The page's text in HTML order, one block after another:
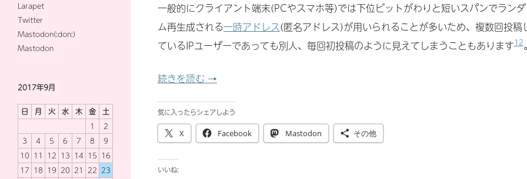
一般的にクライアント端末(PCやスマホ等)では下位ビットがわりと短いスパンでランダ
ム再生成される一時アドレス(匿名アドレス)が用いられることが多いため、複数回投稿
ているIPユーザーであっても別人、毎回初投稿のように見えてしまうこともあります1 2
続きを読む Wikipedia で IPv6ユーザーの投稿記録を検索する
→
気に入ったらシェアしよう
X Facebook Mastodon その他
いいね:
Larapet
Twitter
Mastodon(:don:)
Mastodon
2017年9月
日 月 火 水 木 金
土
1
2
3
4 5 6 7 8
9
10 11 12 13 14 15 16
17 18 19 20 21 22 23